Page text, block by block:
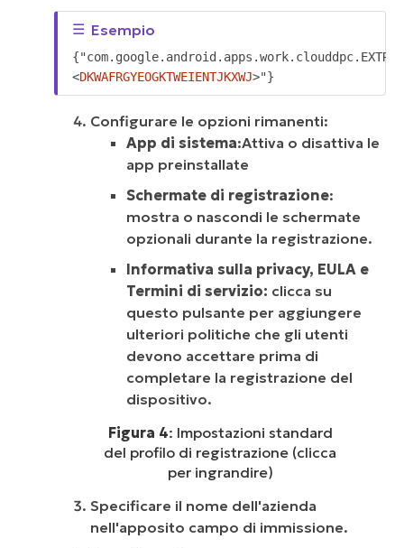
<DKWAFRGYEOGKTWEIENTJKXWJ>"}
Configurare le opzioni rimanenti:
App di sistema:Attiva o disattiva le
app preinstallate
Schermate di registrazione:
mostra o nascondi le schermate
opzionali durante la registrazione.
Informativa sulla privacy, EULA e
Termini di servizio: clicca su
questo pulsante per aggiungere
ulteriori politiche che gli utenti
devono accettare prima di
completare la registrazione del
dispositivo.
Figura 4: Impostazioni standard
del profilo di registrazione (clicca
per ingrandire)
Specificare il nome dell'azienda
nell'apposito campo di immissione.